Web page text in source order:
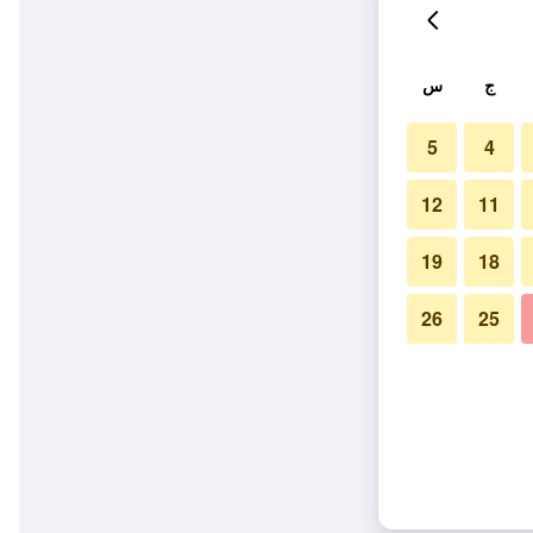
ج س
4
5
11
12
18
19
25
26